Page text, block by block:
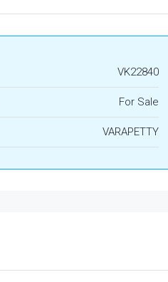
VK22840
For Sale
VARAPETTY